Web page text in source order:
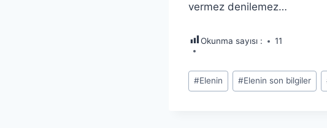
vermez denilemez…
Okunma sayısı : 11
Post
Tags:
#Elenin #Elenin son bilgiler